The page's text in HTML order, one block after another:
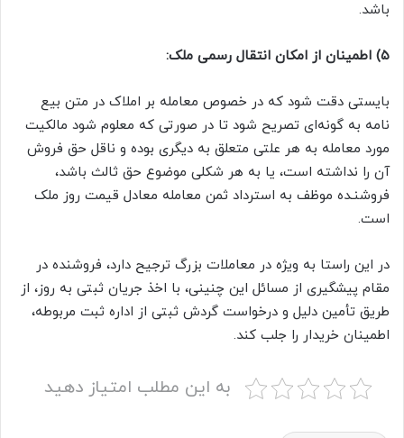
باشد.
۵) اطمینان از امکان انتقال رسمی ملک:
بایستی دقت شود که در خصوص معامله بر املاک در متن بیع
نامه به گونه‌ای تصریح شود تا در صورتی که معلوم شود مالکیت
مورد معامله به هر علتی متعلق به دیگری بوده و ناقل حق فروش
آن را نداشته است، یا به هر شکلی موضوع حق ثالث باشد،
فروشنـده موظف به استرداد ثمن معامله معادل قیمت روز ملک
است.
در این راستا به ویژه در معاملات بزرگ ترجیح دارد، فروشنده در
مقام پیشگیری از مسائل این چنینی، با اخذ جریان ثبتی به روز، از
طریق تأمین دلیل و درخواست گردش ثبتی از اداره ثبت مربوطه،
اطمینان خریدار را جلب کند.
به این مطلب امتیاز دهید